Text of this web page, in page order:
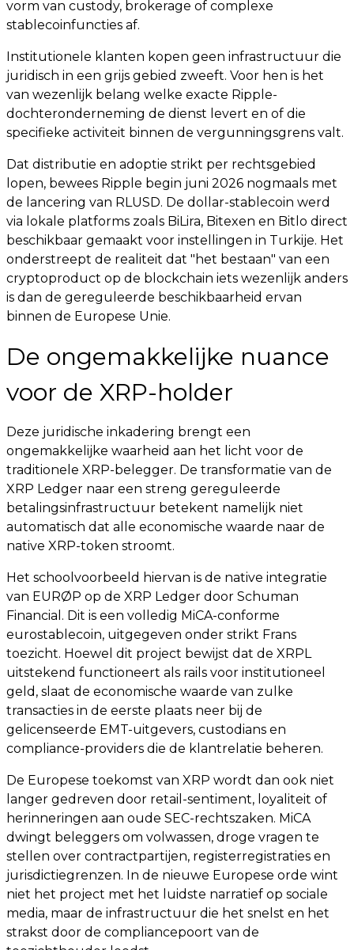
vorm van custody, brokerage of complexe
stablecoinfuncties af.
Institutionele klanten kopen geen infrastructuur die
juridisch in een grijs gebied zweeft. Voor hen is het
van wezenlijk belang welke exacte Ripple-
dochteronderneming de dienst levert en of die
specifieke activiteit binnen de vergunningsgrens valt.
Dat distributie en adoptie strikt per rechtsgebied
lopen, bewees Ripple begin juni 2026 nogmaals met
de lancering van RLUSD. De dollar-stablecoin werd
via lokale platforms zoals BiLira, Bitexen en Bitlo direct
beschikbaar gemaakt voor instellingen in Turkije. Het
onderstreept de realiteit dat "het bestaan" van een
cryptoproduct op de blockchain iets wezenlijk anders
is dan de gereguleerde beschikbaarheid ervan
binnen de Europese Unie.
De ongemakkelijke nuance
voor de XRP-holder
Deze juridische inkadering brengt een
ongemakkelijke waarheid aan het licht voor de
traditionele XRP-belegger. De transformatie van de
XRP Ledger naar een streng gereguleerde
betalingsinfrastructuur betekent namelijk niet
automatisch dat alle economische waarde naar de
native XRP-token stroomt.
Het schoolvoorbeeld hiervan is de native integratie
van EURØP op de XRP Ledger door Schuman
Financial. Dit is een volledig MiCA-conforme
eurostablecoin, uitgegeven onder strikt Frans
toezicht. Hoewel dit project bewijst dat de XRPL
uitstekend functioneert als rails voor institutioneel
geld, slaat de economische waarde van zulke
transacties in de eerste plaats neer bij de
gelicenseerde EMT-uitgevers, custodians en
compliance-providers die de klantrelatie beheren.
De Europese toekomst van XRP wordt dan ook niet
langer gedreven door retail-sentiment, loyaliteit of
herinneringen aan oude SEC-rechtszaken. MiCA
dwingt beleggers om volwassen, droge vragen te
stellen over contractpartijen, registerregistraties en
jurisdictiegrenzen. In de nieuwe Europese orde wint
niet het project met het luidste narratief op sociale
media, maar de infrastructuur die het snelst en het
strakst door de compliancepoort van de